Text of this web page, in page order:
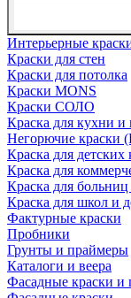
Интерьерные
Краски для стен
Краски для потолка
Краски MONS
Краски СОЛО
Краска для кухни
Негорючие краски
Краска для детских
Краска для
Краска для
Краска для школ и
Фактурные краски
Пробники
Грунты и праймеры
Каталоги и веера
Фасадные краски и